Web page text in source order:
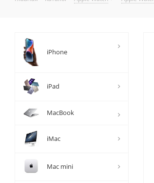
iPhone
iPad
MacBook
iMac
Mac mini